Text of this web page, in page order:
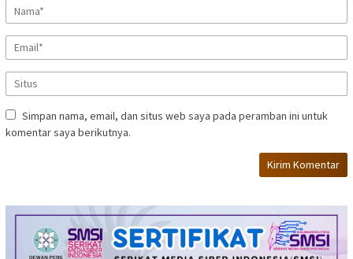
Simpan nama, email, dan situs web saya pada peramban ini untuk
komentar saya berikutnya.